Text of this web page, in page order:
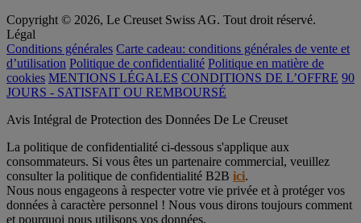
Copyright © 2026, Le Creuset Swiss AG. Tout droit réservé.
Légal
Conditions générales Carte cadeau: conditions générales de vente et
d’utilisation Politique de confidentialité Politique en matière de
cookies MENTIONS LÉGALES CONDITIONS DE L’OFFRE 90
JOURS - SATISFAIT OU REMBOURSÉ
Avis Intégral de Protection des Données De Le Creuset
La politique de confidentialité ci-dessous s'applique aux
consommateurs. Si vous êtes un partenaire commercial, veuillez
consulter la politique de confidentialité B2B ici.
Nous nous engageons à respecter votre vie privée et à protéger vos
données à caractère personnel ! Nous vous dirons toujours comment
et pourquoi nous utilisons vos données.